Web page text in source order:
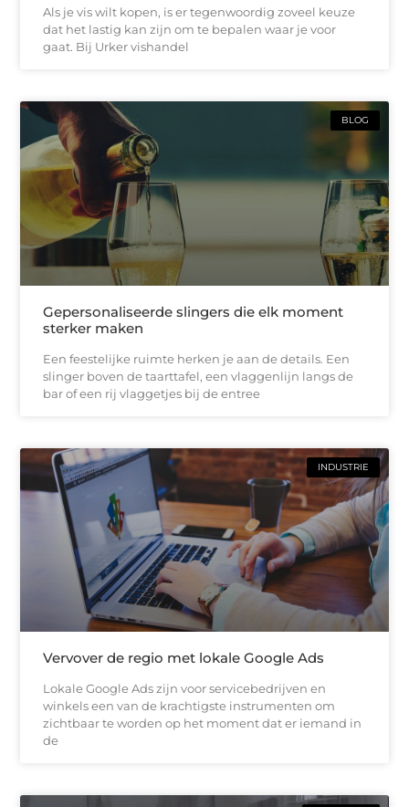
Als je vis wilt kopen, is er tegenwoordig zoveel keuze
dat het lastig kan zijn om te bepalen waar je voor
gaat. Bij Urker vishandel
BLOG
Gepersonaliseerde slingers die elk moment
sterker maken
Een feestelijke ruimte herken je aan de details. Een
slinger boven de taarttafel, een vlaggenlijn langs de
bar of een rij vlaggetjes bij de entree
INDUSTRIE
Vervover de regio met lokale Google Ads
Lokale Google Ads zijn voor servicebedrijven en
winkels een van de krachtigste instrumenten om
zichtbaar te worden op het moment dat er iemand in
de